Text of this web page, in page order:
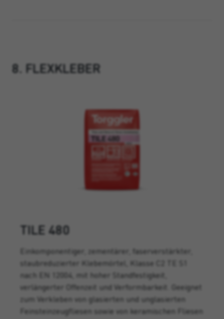
8. FLEXKLEBER
TILE 480
Einkomponentiger, zementärer, faserverstärkter,
staubreduzierter Klebemörtel, Klasse C2 TE S1
nach EN 12004, mit hoher Standfestigkeit,
verlängerter Offenzeit und Verformbarkeit. Geeignet
zum Verkleben von glasierten und unglasierten
Feinsteinzeugfliesen sowie von keramischen Fliesen